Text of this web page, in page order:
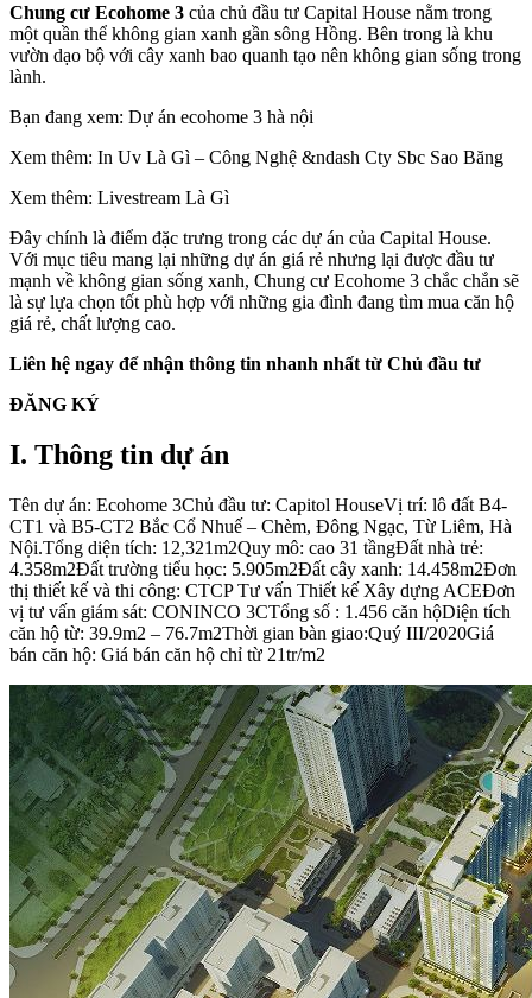
Chung cư Ecohome 3 của chủ đầu tư Capital House nằm trong
một quần thể không gian xanh gần sông Hồng. Bên trong là khu
vườn dạo bộ với cây xanh bao quanh tạo nên không gian sống trong
lành.
Bạn đang xem: Dự án ecohome 3 hà nội
Xem thêm: In Uv Là Gì – Công Nghệ &ndash Cty Sbc Sao Băng
Xem thêm: Livestream Là Gì
Đây chính là điểm đặc trưng trong các dự án của Capital House.
Với mục tiêu mang lại những dự án giá rẻ nhưng lại được đầu tư
mạnh về không gian sống xanh, Chung cư Ecohome 3 chắc chắn sẽ
là sự lựa chọn tốt phù hợp với những gia đình đang tìm mua căn hộ
giá rẻ, chất lượng cao.
Liên hệ ngay để nhận thông tin nhanh nhất từ Chủ đầu tư
ĐĂNG KÝ
I. Thông tin dự án
Tên dự án: Ecohome 3Chủ đầu tư: Capitol HouseVị trí: lô đất B4-
CT1 và B5-CT2 Bắc Cổ Nhuế – Chèm, Đông Ngạc, Từ Liêm, Hà
Nội.Tổng diện tích: 12,321m2Quy mô: cao 31 tầngĐất nhà trẻ:
4.358m2Đất trường tiểu học: 5.905m2Đất cây xanh: 14.458m2Đơn
thị thiết kế và thi công: CTCP Tư vấn Thiết kế Xây dựng ACEĐơn
vị tư vấn giám sát: CONINCO 3CTổng số : 1.456 căn hộDiện tích
căn hộ từ: 39.9m2 – 76.7m2Thời gian bàn giao:Quý III/2020Giá
bán căn hộ: Giá bán căn hộ chỉ từ 21tr/m2